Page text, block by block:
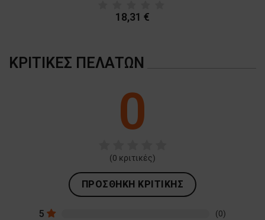
18,31 €
ΚΡΙΤΙΚΈΣ ΠΕΛΑΤΏΝ
0
(0 κριτικές)
ΠΡΟΣΘΉΚΗ ΚΡΙΤΙΚΉΣ
5 (0)